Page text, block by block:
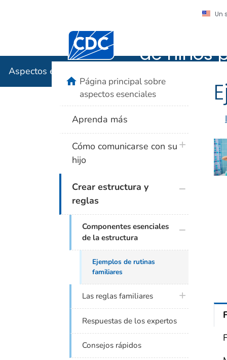
Un
Centros para el Control y la
de niños
Aspectos esenciales para la crianza de niños
homePágina principal sobre
aspectos esenciales
Aprenda más
Cómo comunicarse con su
hijo
plus icon
Crear estructura y
reglas
plus icon
Componentes esenciales
de la estructura
Ejemplos de rutinas
familiares
Las reglas familiares plus icon
Respuestas de los expertos
Consejos rápidos